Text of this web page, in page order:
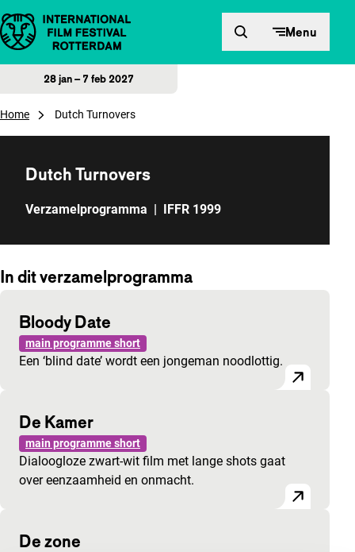
Direct naar inhoud Menu
28 jan – 7 feb 2027
Home Dutch Turnovers
Dutch Turnovers
Verzamelprogramma | IFFR 1999
In dit verzamelprogramma
Bloody Date
main programme short
Een ‘blind date’ wordt een jongeman noodlottig.
De Kamer
main programme short
Dialoogloze zwart-wit film met lange shots gaat
over eenzaamheid en onmacht.
De zone